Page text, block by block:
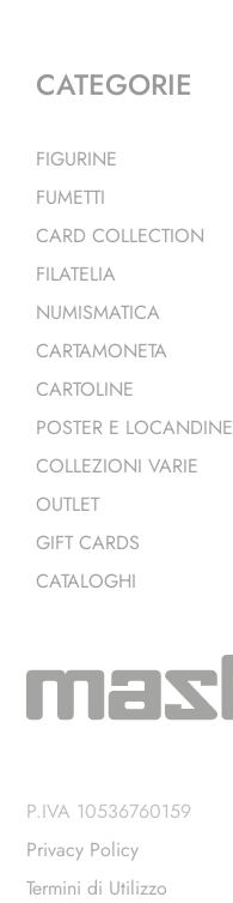
CATEGORIE
FIGURINE
FUMETTI
CARD COLLECTION
FILATELIA
NUMISMATICA
CARTAMONETA
CARTOLINE
POSTER E LOCANDINE
COLLEZIONI VARIE
OUTLET
GIFT CARDS
CATALOGHI
P.IVA 10536760159
Privacy Policy
Termini di Utilizzo